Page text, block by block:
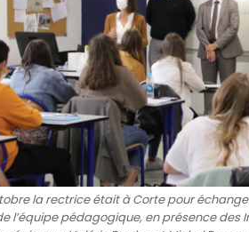
la rectrice était à Corte pour
l’équipe pédagogique, en présence des